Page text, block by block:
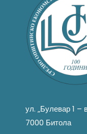
ул. „Булевар 1 –
7000 Битола